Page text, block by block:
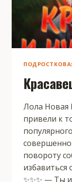
Лола Новая
привели к
повороту
избавиться
✨✨✨ — Ты